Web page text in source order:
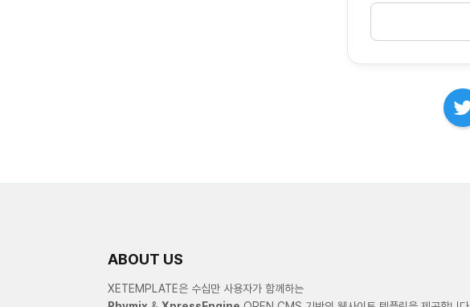
ABOUT US
XETEMPLATE은 수십만 사용자가 함께하는